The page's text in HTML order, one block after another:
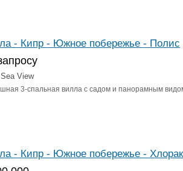
- Кипр - Южное побережье - Полис
View
3-спальная вилла с садом и панорамным
- Кипр - Южное побережье -